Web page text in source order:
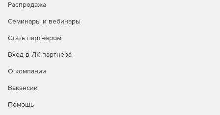
Распродажа
Семинары и вебинары
Стать партнером
Вход в ЛК партнера
О компании
Вакансии
Помощь